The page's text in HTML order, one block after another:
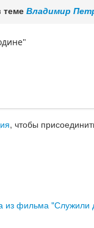
темеВладимир
, чтобы
из фильма "Служили